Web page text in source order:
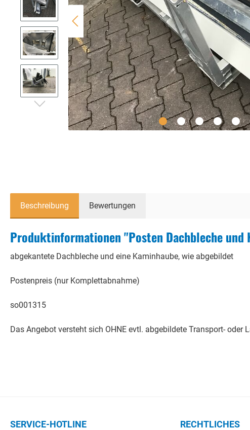
Holzträger
Schaltafeln
Beschreibung Bewertungen
Produktinformationen "Posten Dachbleche und
abgekantete Dachbleche und eine Kaminhaube, wie abgebildet
Postenpreis (nur Komplettabnahme)
so001315
Das Angebot versteht sich OHNE evtl. abgebildete Transport- oder
SERVICE-HOTLINE RECHTLICHES